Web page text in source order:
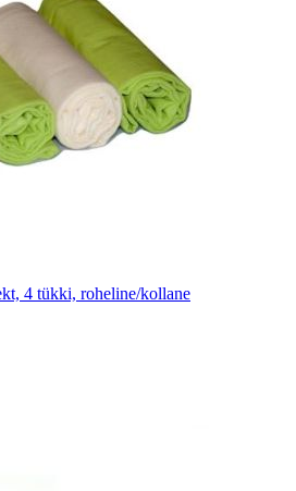
4 tükki, roheline/kollane